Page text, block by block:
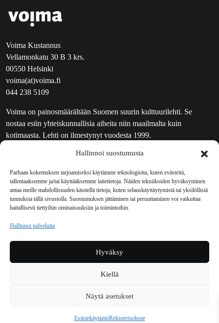
Hallinnoi suostumusta
Parhaan kokemuksen tarjoamiseksi käytämme teknologioita, kuten evästeitä,
tallentaaksemme ja/tai käyttääksemme laitetietoja. Näiden tekniikoiden hyväksyminen
antaa meille mahdollisuuden käsitellä tietoja, kuten selauskäyttäytymistä tai yksilöllisiä
tunnuksia tällä sivustolla. Suostumuksen jättäminen tai peruuttaminen voi vaikuttaa
haitallisesti tiettyihin ominaisuuksiin ja toimintoihin.
Hallinnoi palveluita
Hyväksy
Kiellä
Näytä asetukset
EvästekäytäntöRekisteriseloste
Voima Kustannus
Vellamonkatu 30 B 3 krs.
00550 Helsinki
voima(at)voima.fi
044 238 5109
Voima on painosmäärältään Suomen suurin kulttuurilehti. Se
nostaa esiin yhteiskunnallisia aiheita niin maailmalta kuin
kotimaasta. Lehti on ilmestynyt vuodesta 1999.
UUTISKIRJE
MAINOSTAJILLE
VASTAMAINOKSET
JAKELUPAIKAT
REKISTERISELOSTE
TILAUKSEN PERUUTUSPYYNTÖ
TILAUSOHJEET JA -EHDOT